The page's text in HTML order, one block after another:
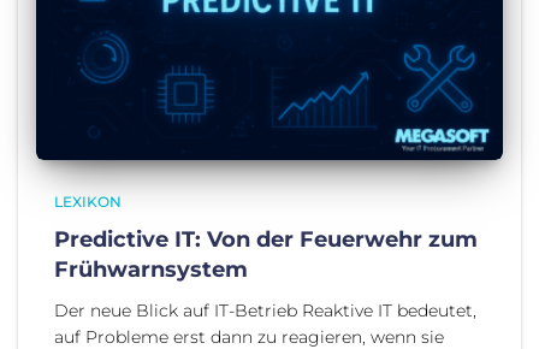
LEXIKON
Predictive IT: Von der Feuerwehr zum
Frühwarnsystem
Der neue Blick auf IT-Betrieb Reaktive IT bedeutet,
auf Probleme erst dann zu reagieren, wenn sie